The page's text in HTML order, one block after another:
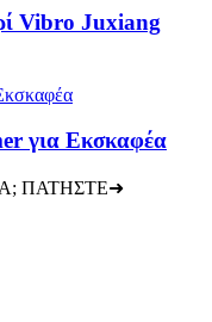
Vibro Juxiang
για Εκσκαφέα
ΠΑΤΗΣΤΕ➜